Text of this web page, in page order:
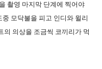
촬영 마지막 단계에 찍어야
모닥불을 피고 인디와 윌리
의 의상을 조금씩 코끼리가 먹